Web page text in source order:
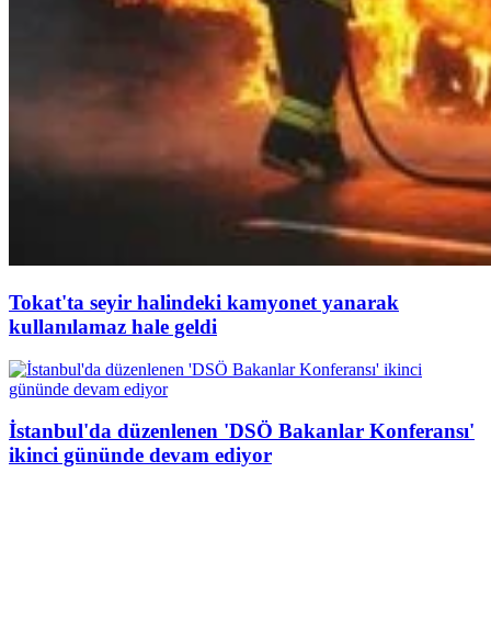
Tokat'ta seyir halindeki kamyonet yanarak
kullanılamaz hale geldi
İstanbul'da düzenlenen 'DSÖ Bakanlar Konferansı'
ikinci gününde devam ediyor